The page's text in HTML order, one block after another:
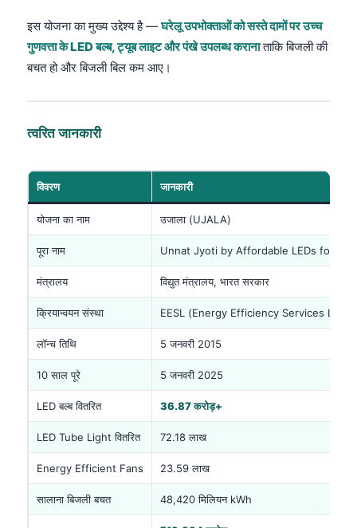
इस योजना का मुख्य उद्देश्य है —घरेलू उपभोक्ताओं को सस्ते दामों पर उच्च
गुणवत्ता के LED बल्ब, ट्यूब लाइट और पंखे उपलब्ध करानाताकि बिजली की
बचत हो और बिजली बिल कम आए।
त्वरित जानकारी
विवरण जानकारी
योजना का नाम उजाला (UJALA)
पूरा नाम Unnat Jyoti by Affordable LEDs for All
मंत्रालय विद्युत मंत्रालय, भारत सरकार
क्रियान्वयन संस्था EESL (Energy Efficiency Services
लॉन्च तिथि 5 जनवरी 2015
10 साल पूरे 5 जनवरी 2025
LED बल्ब वितरित 36.87 करोड़+
LED Tube Light वितरित 72.18 लाख
Energy Efficient Fans 23.59 लाख
सालाना बिजली बचत 48,420 मिलियन kWh